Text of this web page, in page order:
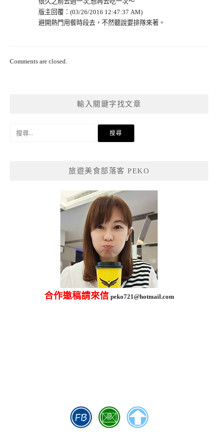
版主回覆：(03/26/2016 12:47:37 AM)
避開熱門用餐時段去，不然聽說要排隊來著。
Comments are closed.
輸入關鍵字找文章
旅遊美食部落客 PEKO
合作邀稿請來信 peko721@hotmail.com